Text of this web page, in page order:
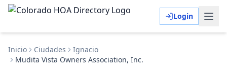
Login
Inicio Ciudades
Ignacio
Mudita Vista Owners Association, Inc.